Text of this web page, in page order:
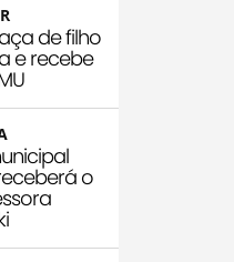
de filho
e recebe
o